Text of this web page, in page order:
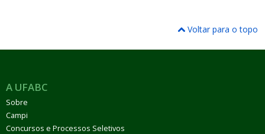
Voltar para o topo
A UFABC
Sobre
Campi
Concursos e Processos Seletivos